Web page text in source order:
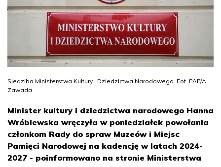
Siedziba Ministerstwa Kultury i Dziedzictwa Narodowego. Fot. PAP/A.
Zawada
Minister kultury i dziedzictwa narodowego Hanna
Wróblewska wręczyła w poniedziałek powołania
członkom Rady do spraw Muzeów i Miejsc
Pamięci Narodowej na kadencję w latach 2024-
2027 - poinformowano na stronie Ministerstwa